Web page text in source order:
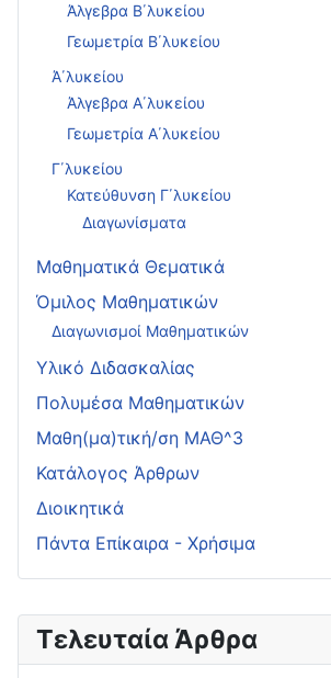
Τελευταία Άρθρα
Άλγεβρα Β΄λυκείου
Γεωμετρία Β΄λυκείου
Ά΄λυκείου
Άλγεβρα Α΄λυκείου
Γεωμετρία Α΄λυκείου
Γ΄λυκείου
Κατεύθυνση Γ΄λυκείου
Διαγωνίσματα
Μαθηματικά Θεματικά
Όμιλος Μαθηματικών
Διαγωνισμοί Μαθηματικών
Υλικό Διδασκαλίας
Πολυμέσα Μαθηματικών
Μαθη(μα)τική/ση ΜΑΘ^3
Κατάλογος Άρθρων
Διοικητικά
Πάντα Επίκαιρα - Χρήσιμα